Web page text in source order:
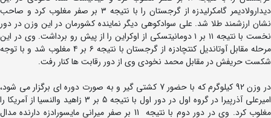
دیدارولادیمر گامکرلیدزه از گرجستان را با نتیجه ۳ بر صفر مغلوب کرد و صاحب
نشان ارزشمند طلا شد. علی سوادکوهی دیگر نماینده کشورمان در این وزن در دور
نخست با نتیجه ۱۱ بر ۱ دومانیتسکی از اوکراین را از پیش رو برداشت. وی در این
مرحله مقابل آوتاندیل کنتچادزه از گرجستان با نتیجه ۶ بر ۴ مغلوب شد و با توجه
شکست حریفش در مقابل محمد نخودی وی از دور رقابت ها کنار رفت.
در وزن 92 کیلوگرم که با حضور 7 کشتی گیر و به صورت دوره ای برگزار می شود،
امیرعلی آذرپیرا در گروه اول در دور اول با نتیجه 5 بر 3 زاهید والنسیا از آمریکا را
مغلوب کرد. وی در دور دوم با نتیجه 11 بر صفر میرانی مایسورادزه دارنده مدال